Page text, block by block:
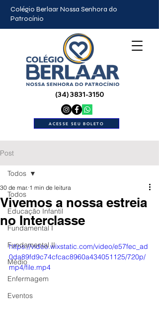
Colégio Berlaar Nossa Senhora do
Patrocínio
(34) 3831-3150
ACESSE SEU BOLETO
Post
Todos
Educação Infantil
Fundamental I
Fundamental II
Médio
Enfermagem
Eventos
Todos
Vivemos a nossa estreia
no Interclasse
30 de mar. 1 min de leitura
https://video.wixstatic.com/video/e57fec_ad
0da89fd9c74cfcac8960a434051125/720p/
mp4/file.mp4